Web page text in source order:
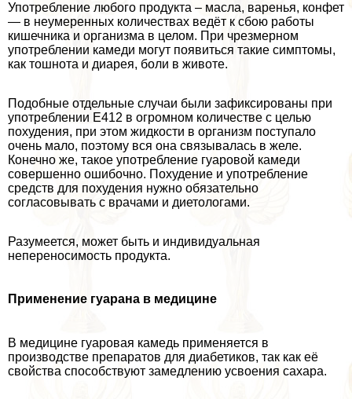
Употрeбление любого продукта – масла, варенья, конфет
— в неумеренных количествах ведёт к сбою работы
кишечника и организма в целом. При чрезмерном
употрeблении камеди могут появиться такие симптомы,
как тошнота и диарея, боли в животе.
Подобные отдельные случаи были зафиксированы при
употрeблении Е412 в огромном количестве с целью
похудения, при этом жидкости в организм поступало
очень мало, поэтому вся она связывалась в желе.
Конечно же, такое употрeбление гуаровой камеди
совершенно ошибочно. Похудение и употрeбление
средств для похудения нужно обязательно
согласовывать с врачами и диетологами.
Разумеется, может быть и индивидуальная
непереносимость продукта.
Применение гуарана в медицине
В медицине гуаровая камедь применяется в
производстве препаратов для диабетиков, так как её
свойства способствуют замедлению усвоения сахара.